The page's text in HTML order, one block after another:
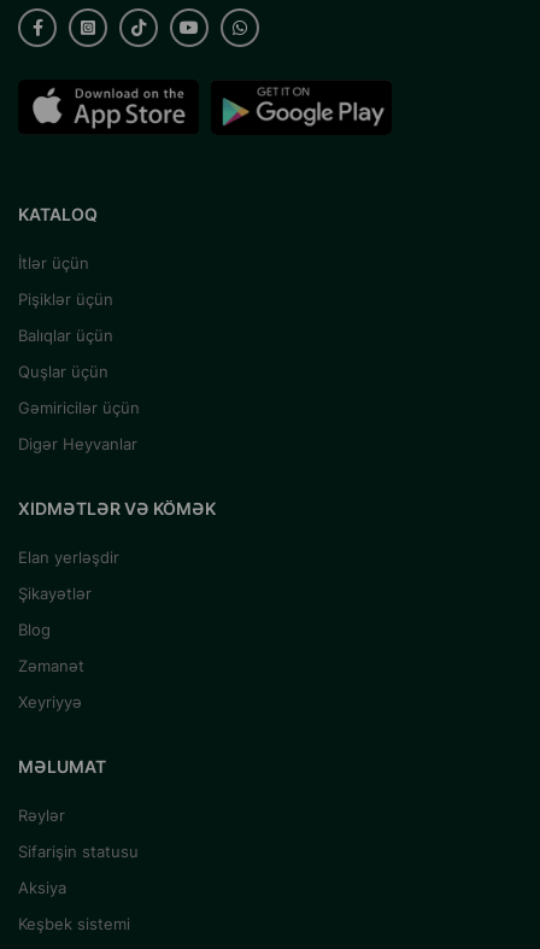
KATALOQ
İtlər üçün
Pişiklər üçün
Balıqlar üçün
Quşlar üçün
Gəmiricilər üçün
Digər Heyvanlar
XIDMƏTLƏR VƏ KÖMƏK
Elan yerləşdir
Şikayətlər
Blog
Zəmanət
Xeyriyyə
MƏLUMAT
Rəylər
Sifarişin statusu
Aksiya
Keşbek sistemi